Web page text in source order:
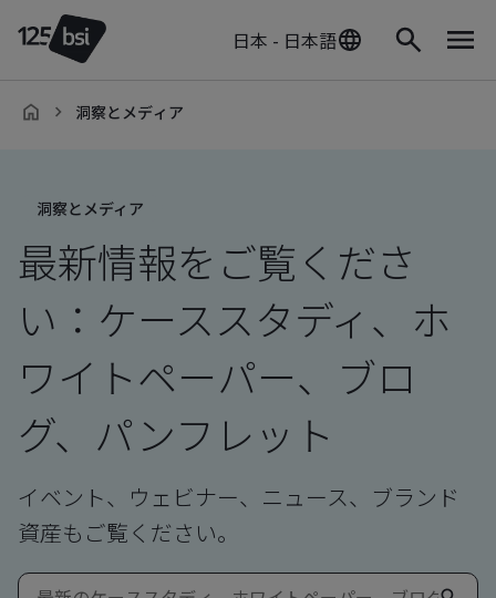
日本 - 日本語
洞察とメディア
洞察とメディア
最新情報をご覧くださ
い：ケーススタディ、ホ
ワイトペーパー、ブロ
グ、パンフレット
イベント、ウェビナー、ニュース、ブランド
資産もご覧ください。